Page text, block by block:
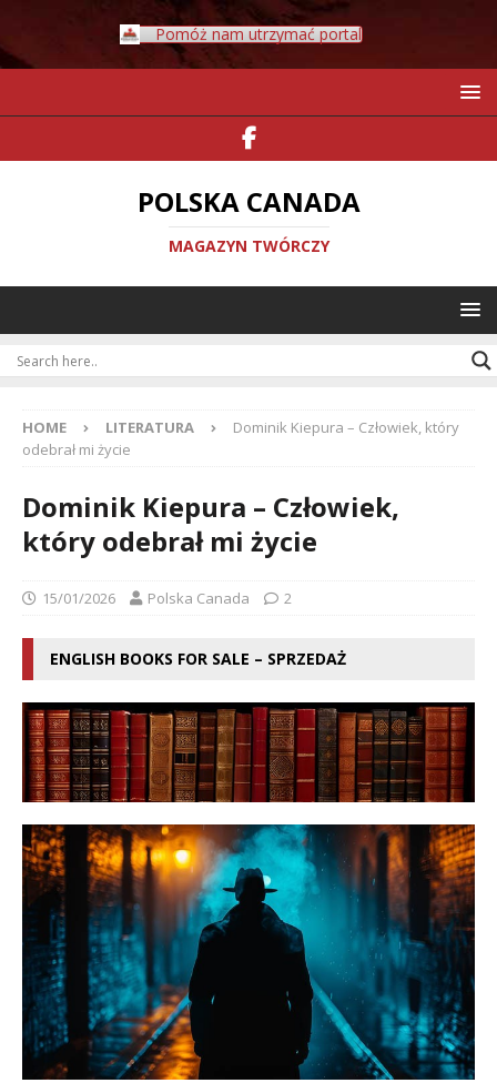
Pomóż nam utrzymać portal
POLSKA CANADA
MAGAZYN TWÓRCZY
HOME LITERATURA
Dominik Kiepura – Człowiek, który
odebrał mi życie
Dominik Kiepura – Człowiek,
który odebrał mi życie
15/01/2026 Polska Canada 2
ENGLISH BOOKS FOR SALE – SPRZEDAŻ